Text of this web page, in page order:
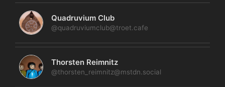
Quadruvium Club
@quadruviumclub@troet.cafe
Thorsten Reimnitz
@thorsten_reimnitz@mstdn.social